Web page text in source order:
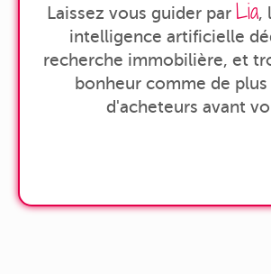
Laissez vous guider par Lia,
intelligence artificielle
recherche immobilière, et
bonheur comme de plus
d'acheteurs avant